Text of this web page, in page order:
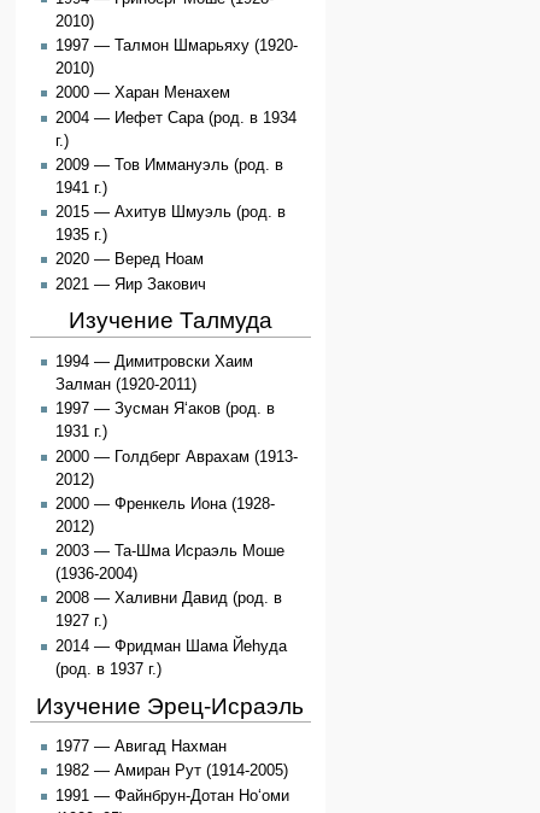
2010)
1997 — Талмон Шмарьяху (1920-
2010)
2000 — Харан Менахем
2004 — Иефет Сара (род. в 1934
г.)
2009 — Тов Иммануэль (род. в
1941 г.)
2015 — Ахитув Шмуэль (род. в
1935 г.)
2020 — Веред Ноам
2021 — Яир Закович
Изучение Талмуда
1994 — Димитровски Хаим
Залман (1920-2011)
1997 — Зусман Я‘аков (род. в
1931 г.)
2000 — Голдберг Аврахам (1913-
2012)
2000 — Френкель Иона (1928-
2012)
2003 — Та-Шма Исраэль Моше
(1936-2004)
2008 — Халивни Давид (род. в
1927 г.)
2014 — Фридман Шама Йеhуда
(род. в 1937 г.)
Изучение Эрец-Исраэль
1977 — Авигад Нахман
1982 — Амиран Рут (1914-2005)
1991 — Файнбрун-Дотан Но‘оми